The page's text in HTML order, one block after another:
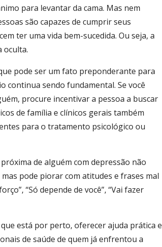
para levantar da cama. Mas nem
são capazes de cumprir seus
ter uma vida bem-sucedida. Ou seja, a
oculta.
pode ser um fato preponderante para
continua sendo fundamental. Se você
procure incentivar a pessoa a buscar
de família e clínicos gerais também
para o tratamento psicológico ou
de alguém com depressão não
pode piorar com atitudes e frases mal
“Só depende de você”, “Vai fazer
está por perto, oferecer ajuda prática e
de saúde de quem já enfrentou a